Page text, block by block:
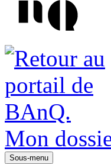
Mon
Sous-menu